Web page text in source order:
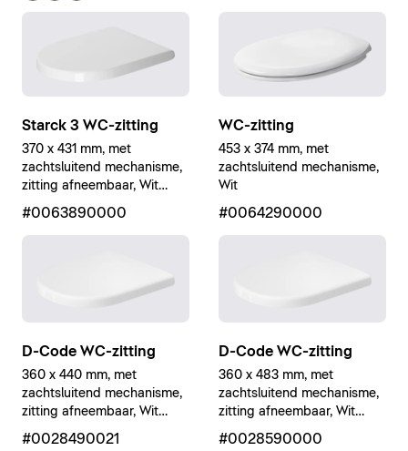
Starck 3 WC-zitting
370 x 431 mm, met
zachtsluitend mechanisme,
zitting afneembaar, Wit
#0063890000
WC-zitting
453 x 374 mm, met
zachtsluitend mechanisme,
Wit
#0064290000
D-Code WC-zitting
360 x 440 mm, met
zachtsluitend mechanisme,
zitting afneembaar, Wit
Hoogglans
#0028490021
D-Code WC-zitting
360 x 483 mm, met
zachtsluitend mechanisme,
zitting afneembaar, Wit
Hoogglans
#0028590000